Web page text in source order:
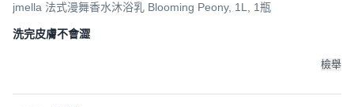
jmella 法式漫舞香水沐浴乳 Blooming Peony, 1L, 1瓶
洗完皮膚不會澀
檢舉